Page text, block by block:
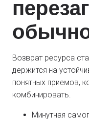
Возврат ресурса
держится на
понятных приемов,
комбинировать.
Минутная